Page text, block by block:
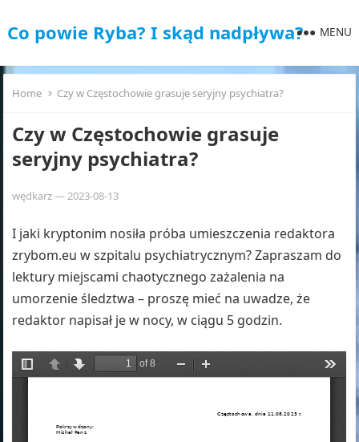
Co powie Ryba? I skąd nadpływa? MENU
Home Czy w Częstochowie grasuje seryjny psychiatra?
Czy w Częstochowie grasuje
seryjny psychiatra?
wędkarz—2023-08-13
I jaki kryptonim nosiła próba umieszczenia redaktora
zrybom.eu w szpitalu psychiatrycznym? Zapraszam do
lektury miejscami chaotycznego zażalenia na
umorzenie śledztwa – proszę mieć na uwadze, że
redaktor napisał je w nocy, w ciągu 5 godzin.